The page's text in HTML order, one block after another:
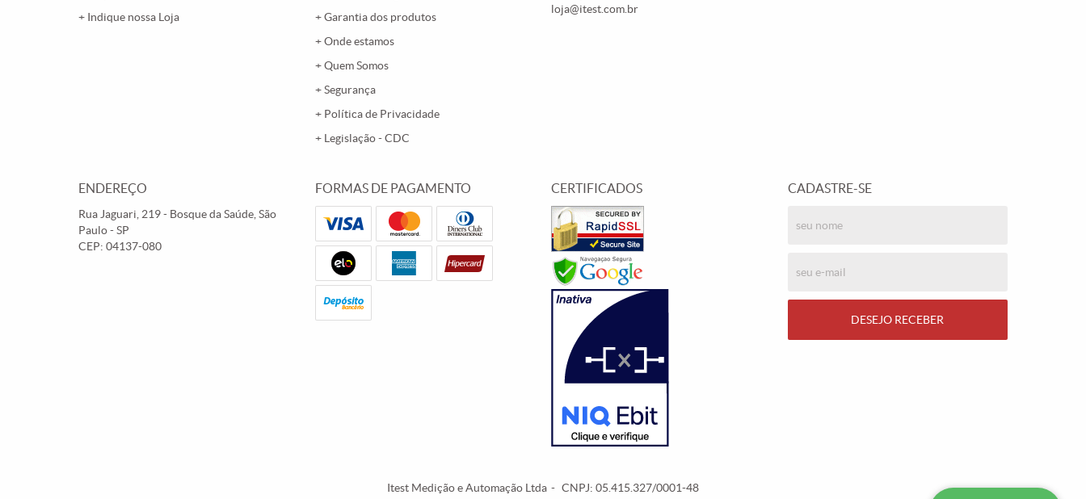
Indique nossa Loja
Garantia dos produtos
Onde estamos
Quem Somos
Segurança
Política de Privacidade
Legislação - CDC
loja@itest.com.br
ENDEREÇO
Rua Jaguari, 219- Bosque da Saúde, São
Paulo-SP
CEP: 04137-080
FORMAS DE PAGAMENTO CERTIFICADOS CADASTRE-SE
DESEJO RECEBER
Itest Medição e Automação Ltda CNPJ: 05.415.327/0001-48